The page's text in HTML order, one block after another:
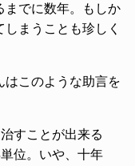
までに数年。もしか
まうことも珍しく
はこのような助言を
すことが出来る
位。いや、十年